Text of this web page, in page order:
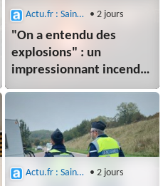
Actu.fr : Saint-Etienne • 2 jours
"On a entendu des
explosions" : un
impressionnant incendie
se déclenche près de
s'est passé
Actu.fr : Saint-Etienne • 2 jours